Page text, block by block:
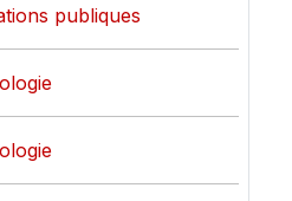
publiques